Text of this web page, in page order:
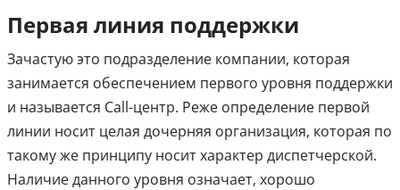
Первая линия поддержки
Зачастую это подразделение компании, которая
занимается обеспечением первого уровня поддержки
и называется Call-центр. Реже определение первой
линии носит целая дочерняя организация, которая по
такому же принципу носит характер диспетчерской.
Наличие данного уровня означает, хорошо